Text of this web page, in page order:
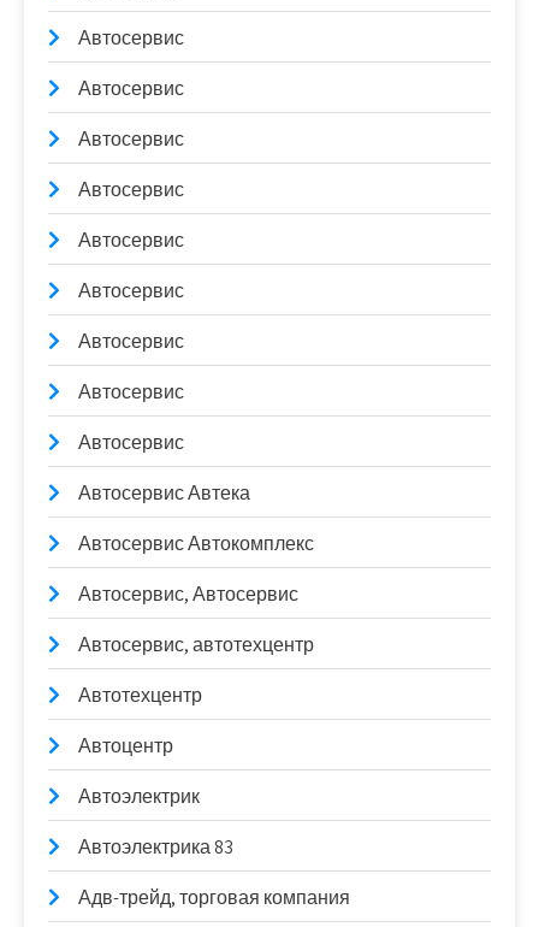
Автосервис
Автосервис
Автосервис
Автосервис
Автосервис
Автосервис
Автосервис
Автосервис
Автосервис
Автосервис Автека
Автосервис Автокомплекс
Автосервис, Автосервис
Автосервис, автотехцентр
Автотехцентр
Автоцентр
Автоэлектрик
Автоэлектрика 83
Адв-трейд, торговая компания